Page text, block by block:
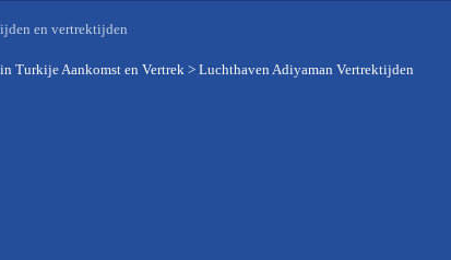
en vertrektijden
Turkije Aankomst en Vertrek > Luchthaven Adiyaman Vertrektijden